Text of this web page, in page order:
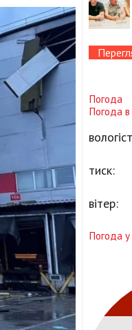
Погода
Погода в
тиск:
вітер:
Погода у